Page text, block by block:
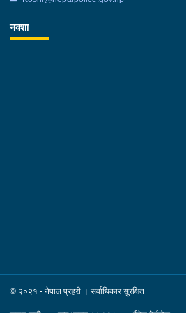
नक्शा
© २०२१ - नेपाल प्रहरी । सर्वाधिकार सुरक्षित